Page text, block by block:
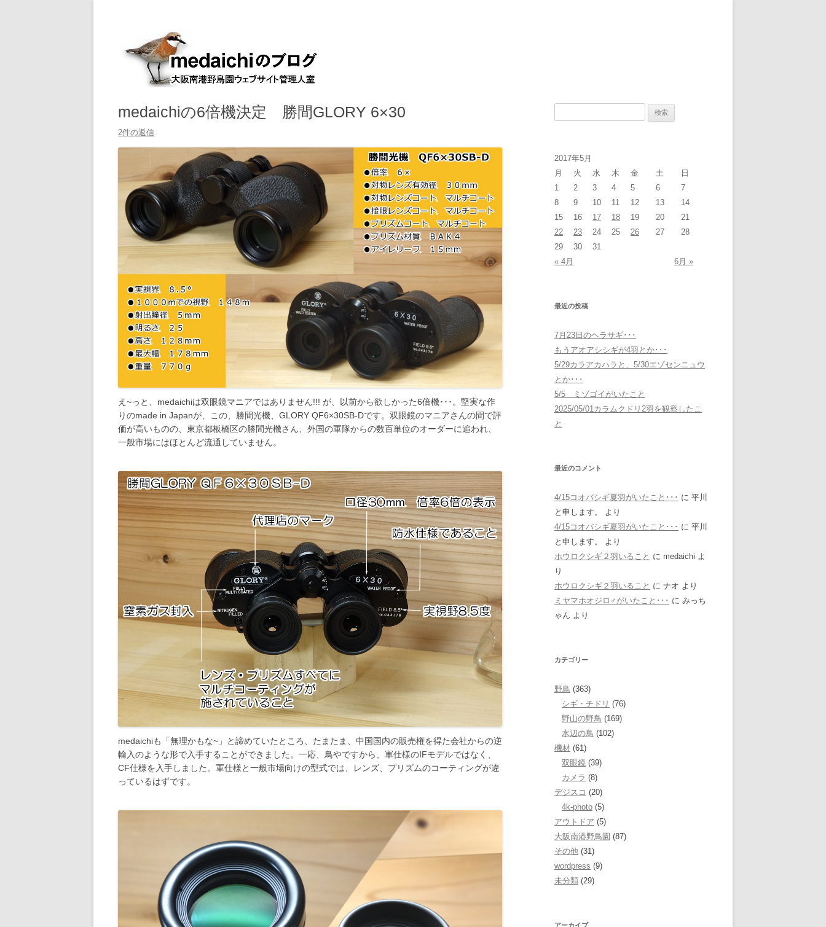
medaichiの6倍機決定 勝間GLORY 6×30
2件の返信
え~っと、medaichiは双眼鏡マニアではありません!!! が、以前から欲しかった6倍機･･･。堅実な作
りのmade in Japanが、この、勝間光機、GLORY QF6×30SB-Dです。双眼鏡のマニアさんの間で評
価が高いものの、東京都板橋区の勝間光機さん、外国の軍隊からの数百単位のオーダーに追われ、
一般市場にはほとんど流通していません。
medaichiも「無理かもな~」と諦めていたところ、たまたま、中国国内の販売権を得た会社からの逆
輸入のような形で入手することができました。一応、鳥やですから、軍仕様のIFモデルではなく、
CF仕様を入手しました。軍仕様と一般市場向けの型式では、レンズ、プリズムのコーティングが違
っているはずです。
2017年5月
月
火 水 木 金 土 日
« 4月 6月 »
1 2 3 4 5 6
7
8
9 10 11 12 13
14
15
16 17 18 19 20
21
22
23 24 25 26 27
28
29
30 31
最近の投稿
7月23日のヘラサギ･･･
もうアオアシシギが4羽とか･･･
5/29カラアカハラと、5/30エゾセンニュウ
とか･･･
5/5 ミゾゴイがいたこと
2025/05/01カラムクドリ2羽を観察したこ
と
最近のコメント
4/15コオバシギ夏羽がいたこと･･･ に 平川
と申します。
より
4/15コオバシギ夏羽がいたこと･･･ に 平川
と申します。
より
ホウロクシギ２羽いること に medaichi よ
り
ホウロクシギ２羽いること に ナオ より
ミヤマホオジロ♂がいたこと･･･ に みっち
ゃん より
カテゴリー
野鳥 (363)
シギ・チドリ (76)
野山の野鳥 (169)
水辺の鳥 (102)
機材 (61)
双眼鏡 (39)
カメラ (8)
デジスコ (20)
4k-photo (5)
アウトドア (5)
大阪南港野鳥園 (87)
その他 (31)
wordpress (9)
未分類 (29)
アーカイブ